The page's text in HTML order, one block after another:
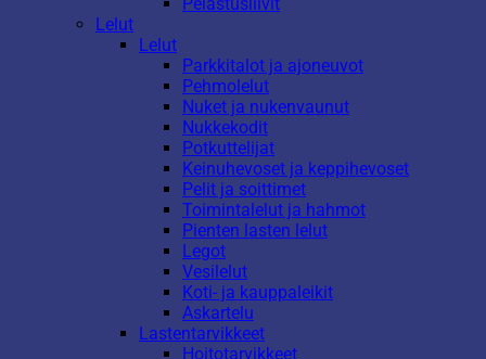
Lelut
Lelut
Parkkitalot ja ajoneuvot
Pehmolelut
Nuket ja nukenvaunut
Nukkekodit
Potkuttelijat
Keinuhevoset ja keppihevoset
Pelit ja soittimet
Toimintalelut ja hahmot
Pienten lasten lelut
Legot
Vesilelut
Koti- ja kauppaleikit
Askartelu
Lastentarvikkeet
Hoitotarvikkeet